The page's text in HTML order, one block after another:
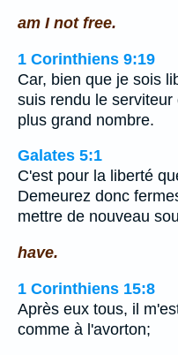
am I not free.
1 Corinthiens 9:19
Car, bien que je sois
suis rendu le
plus grand nombre.
Galates 5:1
C'est pour la liberté
Demeurez donc
mettre de nouveau
have.
1 Corinthiens 15:8
Après eux tous, il
comme à l'avorton;